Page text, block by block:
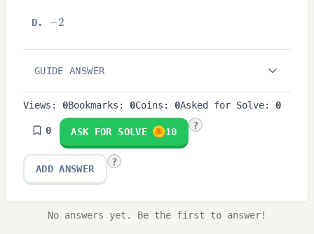
{2}
D. -2
−2
GUIDE ANSWER
Views: 0Bookmarks: 0Coins: 0Asked for Solve: 0
0 ASK FOR SOLVE 10
?
ADD ANSWER
?
No answers yet. Be the first to answer!